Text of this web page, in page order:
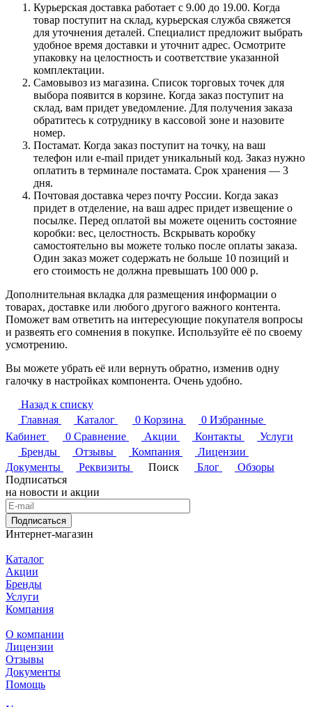
Курьерская доставка работает с 9.00 до 19.00. Когда
товар поступит на склад, курьерская служба свяжется
для уточнения деталей. Специалист предложит выбрать
удобное время доставки и уточнит адрес. Осмотрите
упаковку на целостность и соответствие указанной
комплектации.
Самовывоз из магазина. Список торговых точек для
выбора появится в корзине. Когда заказ поступит на
склад, вам придет уведомление. Для получения заказа
обратитесь к сотруднику в кассовой зоне и назовите
номер.
Постамат. Когда заказ поступит на точку, на ваш
телефон или e-mail придет уникальный код. Заказ нужно
оплатить в терминале постамата. Срок хранения — 3
дня.
Почтовая доставка через почту России. Когда заказ
придет в отделение, на ваш адрес придет извещение о
посылке. Перед оплатой вы можете оценить состояние
коробки: вес, целостность. Вскрывать коробку
самостоятельно вы можете только после оплаты заказа.
Один заказ может содержать не больше 10 позиций и
его стоимость не должна превышать 100 000 р.
Дополнительная вкладка для размещения информации о
товарах, доставке или любого другого важного контента.
Поможет вам ответить на интересующие покупателя вопросы
и развеять его сомнения в покупке. Используйте её по своему
усмотрению.
Вы можете убрать её или вернуть обратно, изменив одну
галочку в настройках компонента. Очень удобно.
Назад к списку
Главная
Каталог 0 Корзина 0 Избранные
Кабинет
0 Сравнение Акции Контакты
Услуги
Бренды
Отзывы Компания
Лицензии
Документы
Реквизиты Поиск Блог
Обзоры
Подписаться
на новости и акции
Подписаться
Интернет-магазин
Каталог
Акции
Бренды
Услуги
Компания
О компании
Лицензии
Отзывы
Документы
Помощь